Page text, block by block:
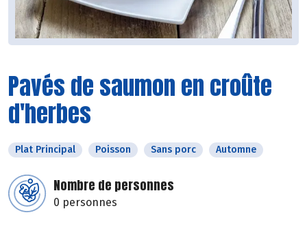
Pavés de saumon en croûte
d'herbes
Plat Principal Poisson Sans porc Automne
Nombre de personnes
0 personnes